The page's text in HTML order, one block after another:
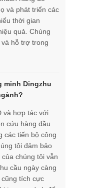
và phát triển các
thời gian
quả. Chúng
hỗ trợ trong
minh Dingzhu
và hợp tác với
cứu hàng đầu
các tiến bộ công
tôi đảm bảo
chúng tôi vẫn
cầu ngày càng
tích cực